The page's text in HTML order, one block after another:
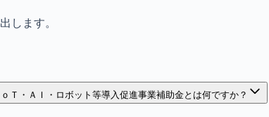
します。
Ｔ・ＡＩ・ロボット等導入促進事業補助金とは何ですか？